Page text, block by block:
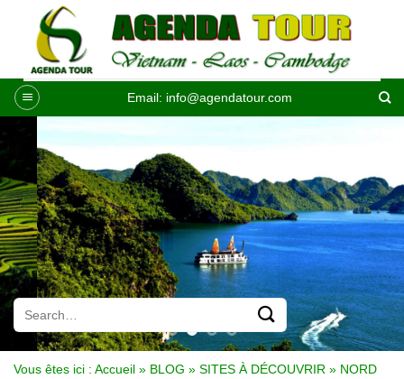
contenu
Email: info@agendatour.com
Vous êtes ici : Accueil » BLOG » SITES À DÉCOUVRIR » NORD